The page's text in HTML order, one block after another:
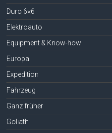
Duro 6×6
Elektroauto
Equipment & Know-how
Europa
Expedition
Fahrzeug
Ganz früher
Goliath